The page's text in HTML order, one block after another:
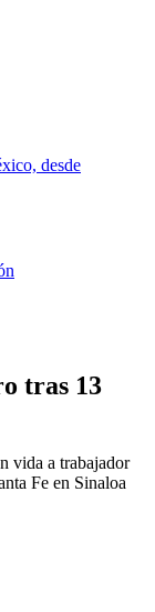
desde
tras 13
vida a trabajador
Fe en Sinaloa